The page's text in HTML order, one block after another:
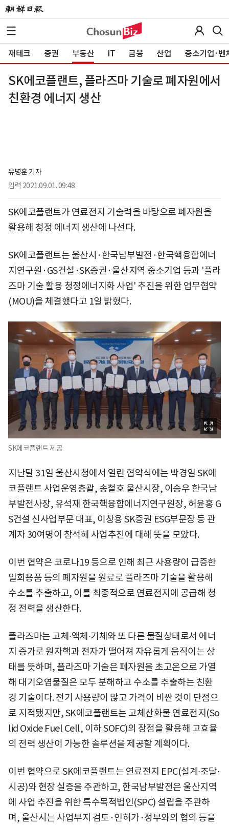
재테크 증권 부동산 IT 금융 산업 중소기업·벤
SK에코플랜트, 플라즈마 기술로 폐자원에서
친환경 에너지 생산
유병훈 기자
입력 2021.09.01. 09:48
SK에코플랜트가 연료전지 기술력을 바탕으로 폐자원을
활용해 청정 에너지 생산에 나선다.
SK에코플랜트는 울산시·한국남부발전·한국핵융합에너
지연구원·GS건설·SK증권·울산지역 중소기업 등과 '플라
즈마 기술 활용 청정에너지화 사업' 추진을 위한 업무협약
(MOU)을 체결했다고 1일 밝혔다.
SK에코플랜트 제공
지난달 31일 울산시청에서 열린 협약식에는 박경일 SK에
코플랜트 사업운영총괄, 송철호 울산시장, 이승우 한국남
부발전사장, 유석재 한국핵융합에너지연구원장, 허윤홍 G
S건설 신사업부문 대표, 이창용 SK증권 ESG부문장 등 관
계자 30여명이 참석해 사업추진에 대해 뜻을 모았다.
이번 협약은 코로나19 등으로 인해 최근 사용량이 급증한
일회용품 등의 폐자원을 원료로 플라즈마 기술을 활용해
수소를 추출하고, 이를 최종적으로 연료전지에 공급해 청
정 전력을 생산한다.
플라즈마는 고체∙액체∙기체와 또 다른 물질상태로서 에너
지 증가로 원자핵과 전자가 떨어져 자유롭게 움직이는 상
태를 뜻하며, 플라즈마 기술은 폐자원을 초고온으로 가열
해 대기오염물질은 모두 분해하고 수소를 추출하는 친환
경 기술이다. 전기 사용량이 많고 가격이 비싼 것이 단점으
로 지적됐지만, SK에코플랜트는 고체산화물 연료전지(So
lid Oxide Fuel Cell, 이하 SOFC)의 장점을 활용해 고효율
의 전력 생산이 가능한 솔루션을 제공할 계획이다.
이번 협약으로 SK에코플랜트는 연료전지 EPC(설계∙조달∙
시공)와 현장 실증을 주관하고, 한국남부발전은 울산지역
에 사업 추진을 위한 특수목적법인(SPC) 설립을 주관하
며, 울산시는 사업부지 검토·인허가·정부와의 협의 등을